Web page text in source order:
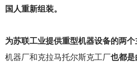
国人重新组装。
为苏联工业提供重型机器设备的两个
机器厂和克拉马托尔斯克工厂也都是